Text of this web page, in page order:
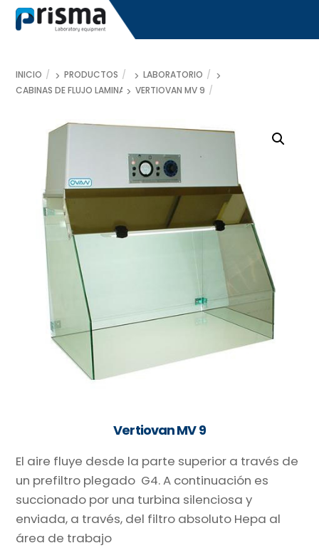
Skip
INICIO PRODUCTOS
LABORATORIO
CABINAS DE FLUJO LAMINAR VERTIOVAN MV 9
Vertiovan MV 9
El aire fluye desde la parte superior a través de
un prefiltro plegado G4. A continuación es
succionado por una turbina silenciosa y
enviada, a través, del filtro absoluto Hepa al
área de trabajo